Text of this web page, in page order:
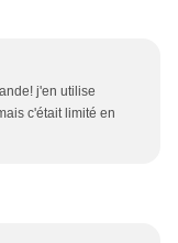
j'en utilise
c'était limité en